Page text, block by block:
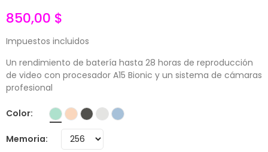
850,00 $
Impuestos incluidos
Un rendimiento de batería hasta 28 horas de reproducción
de video con procesador A15 Bionic y un sistema de cámaras
profesional
Color
Memoria